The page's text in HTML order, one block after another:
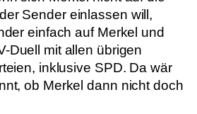
Sender einlassen will,
einfach auf Merkel und
Duell mit allen übrigen
inklusive SPD. Da wär
ob Merkel dann nicht doch